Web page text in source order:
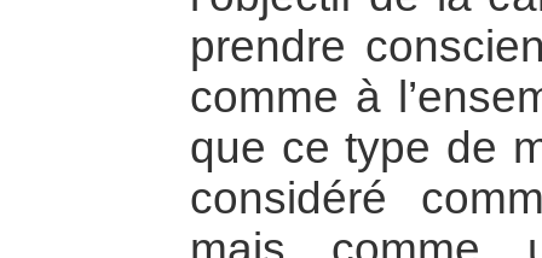
prendre
comme à
que ce type de
considéré